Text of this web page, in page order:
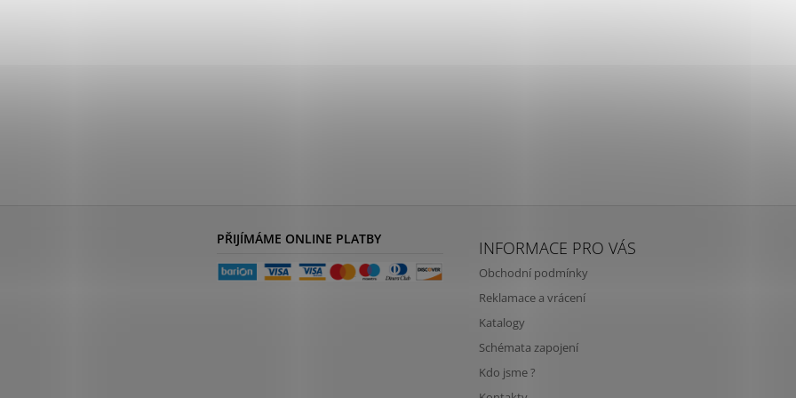
PŘIJÍMÁME ONLINE PLATBY INFORMACE PRO VÁS
Obchodní podmínky
Reklamace a vrácení
Katalogy
Schémata zapojení
Kdo jsme ?